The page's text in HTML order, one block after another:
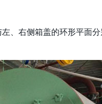
、右侧箱盖的环形平面